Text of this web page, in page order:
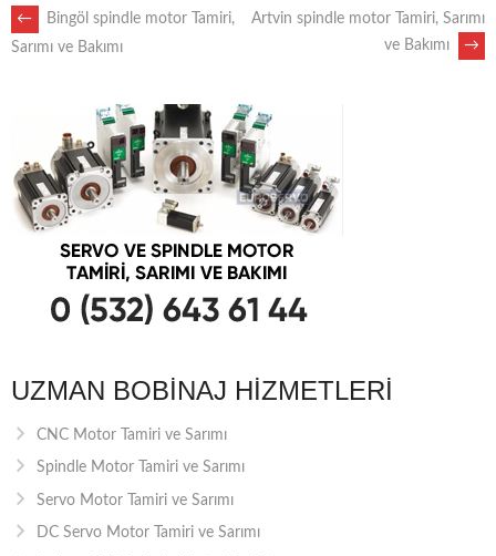
POST
NAVIGATION
←
Bingöl spindle motor Tamiri,
Sarımı ve Bakımı
Artvin spindle motor Tamiri, Sarımı
ve Bakımı
→
UZMAN BOBINAJ HIZMETLERI
CNC Motor Tamiri ve Sarımı
Spindle Motor Tamiri ve Sarımı
Servo Motor Tamiri ve Sarımı
DC Servo Motor Tamiri ve Sarımı